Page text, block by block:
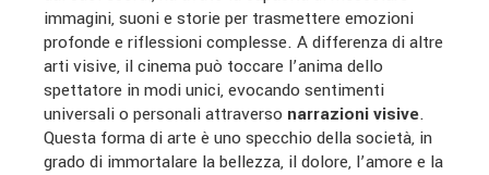
immagini, suoni e storie per trasmettere emozioni
profonde e riflessioni complesse. A differenza di altre
arti visive, il cinema può toccare l’anima dello
spettatore in modi unici, evocando sentimenti
universali o personali attraverso narrazioni visive.
Questa forma di arte è uno specchio della società, in
grado di immortalare la bellezza, il dolore, l’amore e la